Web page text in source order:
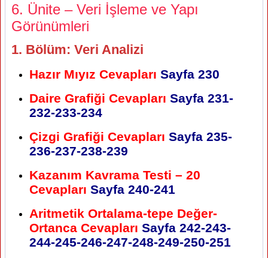
6. Ünite – Veri İşleme ve Yapı
Görünümleri
1. Bölüm: Veri Analizi
Hazır Mıyız Cevapları Sayfa 230
Daire Grafiği Cevapları Sayfa 231-
232-233-234
Çizgi Grafiği Cevapları Sayfa 235-
236-237-238-239
Kazanım Kavrama Testi – 20
Cevapları Sayfa 240-241
Aritmetik Ortalama-tepe Değer-
Ortanca Cevapları Sayfa 242-243-
244-245-246-247-248-249-250-251